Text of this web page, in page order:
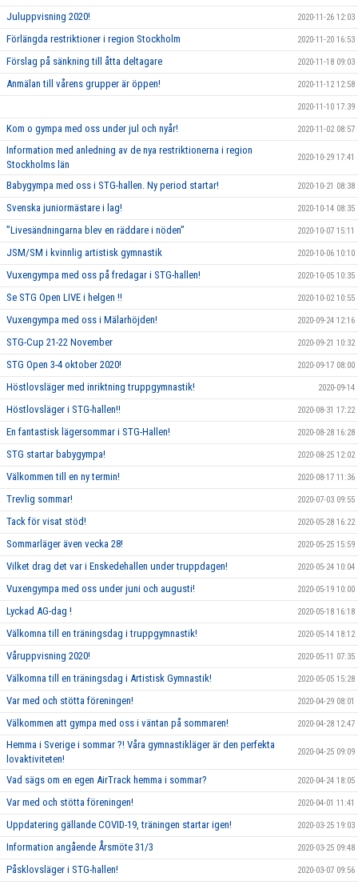
Juluppvisning 2020! 2020-11-26 12:03
Förlängda restriktioner i region Stockholm 2020-11-20 16:53
Förslag på sänkning till åtta deltagare 2020-11-18 09:03
Anmälan till vårens grupper är öppen! 2020-11-12 12:58
2020-11-10 17:39
Kom o gympa med oss under jul och nyår! 2020-11-02 08:57
Information med anledning av de nya restriktionerna i region
Stockholms län
2020-10-29 17:41
Babygympa med oss i STG-hallen. Ny period startar! 2020-10-21 08:38
Svenska juniormästare i lag! 2020-10-14 08:35
”Livesändningarna blev en räddare i nöden” 2020-10-07 15:11
JSM/SM i kvinnlig artistisk gymnastik 2020-10-06 10:10
Vuxengympa med oss på fredagar i STG-hallen! 2020-10-05 10:35
Se STG Open LIVE i helgen !! 2020-10-02 10:55
Vuxengympa med oss i Mälarhöjden! 2020-09-24 12:16
STG-Cup 21-22 November 2020-09-21 10:32
STG Open 3-4 oktober 2020! 2020-09-17 08:00
Höstlovsläger med inriktning truppgymnastik! 2020-09-14
Höstlovsläger i STG-hallen!! 2020-08-31 17:22
En fantastisk lägersommar i STG-Hallen! 2020-08-28 16:28
STG startar babygympa! 2020-08-25 12:02
Välkommen till en ny termin! 2020-08-17 11:36
Trevlig sommar! 2020-07-03 09:55
Tack för visat stöd! 2020-05-28 16:22
Sommarläger även vecka 28! 2020-05-25 15:59
Vilket drag det var i Enskedehallen under truppdagen! 2020-05-24 10:04
Vuxengympa med oss under juni och augusti! 2020-05-19 10:00
Lyckad AG-dag ! 2020-05-18 16:18
Välkomna till en träningsdag i truppgymnastik! 2020-05-14 18:12
Våruppvisning 2020! 2020-05-11 07:35
Välkomna till en träningsdag i Artistisk Gymnastik! 2020-05-05 15:28
Var med och stötta föreningen! 2020-04-29 08:01
Välkommen att gympa med oss i väntan på sommaren! 2020-04-28 12:47
Hemma i Sverige i sommar ?! Våra gymnastikläger är den perfekta
lovaktiviteten!
2020-04-25 09:09
Vad sägs om en egen AirTrack hemma i sommar? 2020-04-24 18:05
Var med och stötta föreningen! 2020-04-01 11:41
Uppdatering gällande COVID-19, träningen startar igen! 2020-03-25 19:03
Information angående Årsmöte 31/3 2020-03-25 09:48
Påsklovsläger i STG-hallen! 2020-03-07 09:56